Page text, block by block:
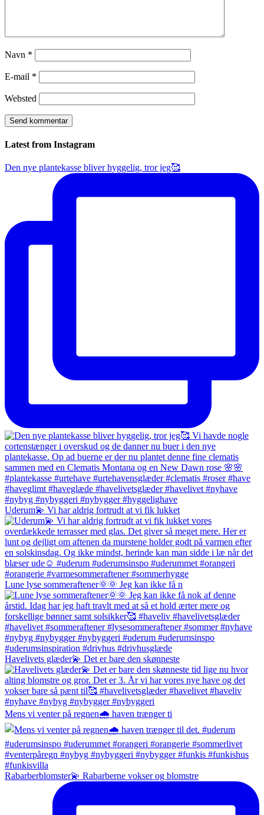
Navn *
E-mail *
Websted
Latest from Instagram
Den nye plantekasse bliver hyggelig, tror jeg🥰
Uderum💫 Vi har aldrig fortrudt at vi fik lukket
Lune lyse sommeraftener🌞🌞 Jeg kan ikke få n
Havelivets glæder💫 Det er bare den skønneste
Mens vi venter på regnen🌧️ haven trænger ti
Rabarberblomster💫 Rabarberne vokser og blomstre